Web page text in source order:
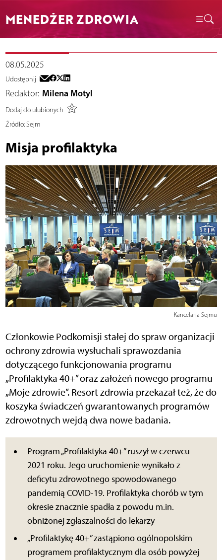
MENEDŻER ZDROWIA
08.05.2025
Udostępnij
Redaktor: Milena Motyl
Dodaj do ulubionych
Źródło:Sejm
Misja profilaktyka
Kancelaria Sejmu
Członkowie Podkomisji stałej do spraw organizacji
ochrony zdrowia wysłuchali sprawozdania
dotyczącego funkcjonowania programu
„Profilaktyka 40+” oraz założeń nowego programu
„Moje zdrowie”. Resort zdrowia przekazał też, że do
koszyka świadczeń gwarantowanych programów
zdrowotnych wejdą dwa nowe badania.
Program „Profilaktyka 40+” ruszył w czerwcu
2021 roku. Jego uruchomienie wynikało z
deficytu zdrowotnego spowodowanego
pandemią COVID-19. Profilaktyka chorób w tym
okresie znacznie spadła z powodu m.in.
obniżonej zgłaszalności do lekarzy
„Profilaktykę 40+” zastąpiono ogólnopolskim
programem profilaktycznym dla osób powyżej